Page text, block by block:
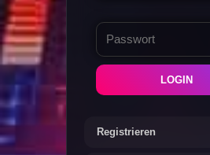
LOGIN
Registrieren